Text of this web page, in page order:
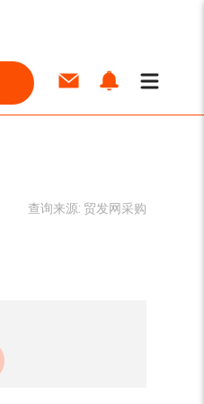
查询来源: 贸发网采购